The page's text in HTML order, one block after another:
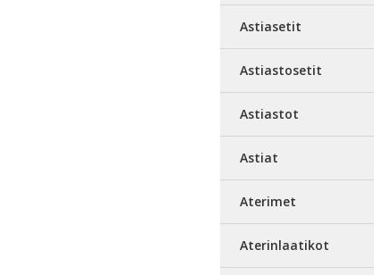
Astiasetit
Astiastosetit
Astiastot
Astiat
Aterimet
Aterinlaatikot